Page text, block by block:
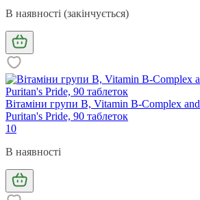
В наявності (закінчується)
Вітаміни групи В, Vitamin B-Complex
Puritan's Pride, 90 таблеток
10
В наявності